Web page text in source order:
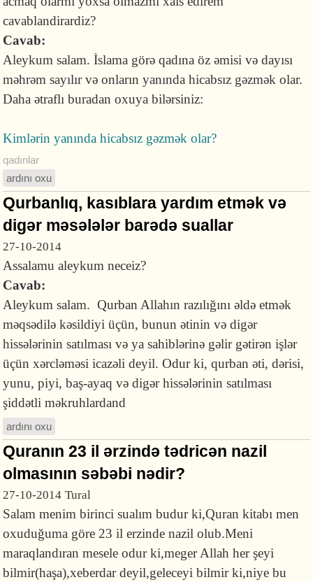
cavablandirardiz?
Cavab:
Aleykum salam. İslama görə qadına öz əmisi və dayısı
məhrəm sayılır və onların yanında hicabsız gəzmək olar.
Daha ətraflı buradan oxuya bilərsiniz:
Kimlərin yanında hicabsız gəzmək olar?
qadınlar
ardını oxu
Qurbanlıq, kasıblara yardım etmək və
digər məsələlər barədə suallar
27-10-2014
Assalamu aleykum neceiz?
Cavab:
Aleykum salam. Qurban Allahın razılığını əldə etmək
məqsədilə kəsildiyi üçün, bunun ətinin və digər
hissələrinin satılması və ya sahiblərinə gəlir gətirən işlər
üçün xərcləməsi icazəli deyil. Odur ki, qurban əti, dərisi,
yunu, piyi, baş-ayaq və digər hissələrinin satılması
şiddətli məkruhlardand
ardını oxu
Quranın 23 il ərzində tədricən nazil
olmasının səbəbi nədir?
27-10-2014 Tural
Salam menim birinci sualım budur ki,Quran kitabı men
oxuduğuma göre 23 il erzinde nazil olub.Meni
maraqlandıran mesele odur ki,meger Allah her şeyi
bilmir(haşa),xeberdar deyil,geleceyi bilmir ki,niye bu